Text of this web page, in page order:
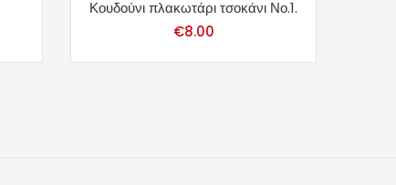
Κουδούνι πλακωτάρι τσοκάνι Νο.1.
€8.00